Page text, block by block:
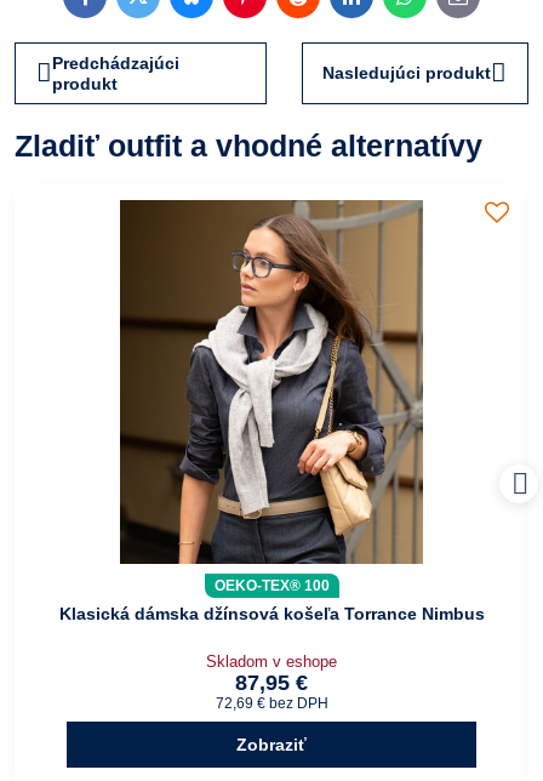
mail
Predchádzajúci
produkt
Nasledujúci produkt
Zladiť outfit a vhodné alternatívy
OEKO-TEX® 100
Klasická dámska džínsová košeľa Torrance Nimbus
Skladom v eshope
87,95 €
72,69 € bez DPH
Zobraziť